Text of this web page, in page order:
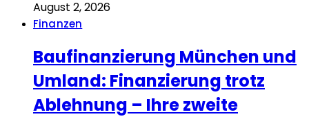
August 2, 2026
Finanzen
Baufinanzierung München und
Umland: Finanzierung trotz
Ablehnung – Ihre zweite